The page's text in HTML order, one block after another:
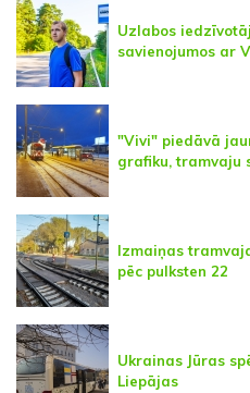
Uzlabos
savienojumos ar
"Vivi" piedāvā
grafiku, tramvaju
Izmaiņas
pēc pulksten 22
Ukrainas Jūras
Liepājas